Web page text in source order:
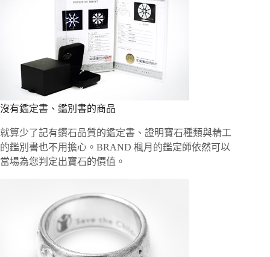
沒有鑑定書、鑑別書的商品
就算少了記有鑽石品質的鑑定書、證明寶石種類與精工
的鑑別書也不用擔心。BRAND 楓月的鑑定師依然可以
當場為您判定出寶石的價值。